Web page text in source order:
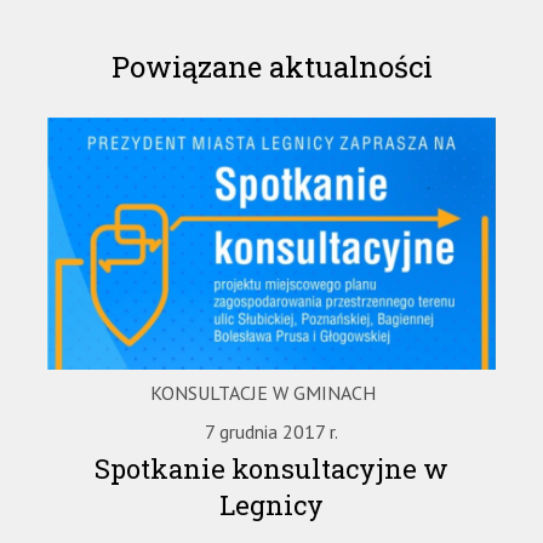
Powiązane aktualności
KONSULTACJE W GMINACH
7 grudnia 2017 r.
Spotkanie konsultacyjne w
Legnicy